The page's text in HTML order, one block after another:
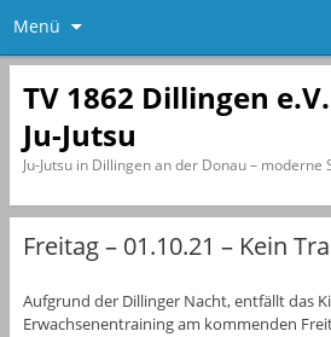
Menü
TV 1862 Dillingen
Ju-Jutsu
Ju-Jutsu in Dillingen an der Donau –
Freitag – 01.10.21 – Kein
Aufgrund der Dillinger Nacht, entfällt das
Erwachsenentraining am kommenden